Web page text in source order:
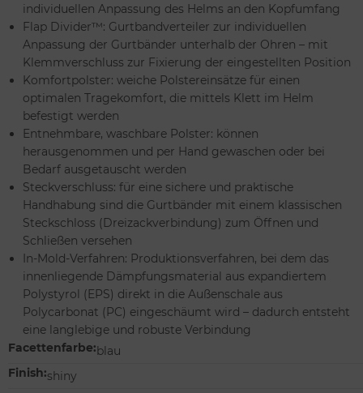
individuellen Anpassung des Helms an den Kopfumfang
Flap Divider™: Gurtbandverteiler zur individuellen
Anpassung der Gurtbänder unterhalb der Ohren – mit
Klemmverschluss zur Fixierung der eingestellten Position
Komfortpolster: weiche Polstereinsätze für einen
optimalen Tragekomfort, die mittels Klett im Helm
befestigt werden
Entnehmbare, waschbare Polster: können
herausgenommen und per Hand gewaschen oder bei
Bedarf ausgetauscht werden
Steckverschluss: für eine sichere und praktische
Handhabung sind die Gurtbänder mit einem klassischen
Steckschloss (Dreizackverbindung) zum Öffnen und
Schließen versehen
In-Mold-Verfahren: Produktionsverfahren, bei dem das
innenliegende Dämpfungsmaterial aus expandiertem
Polystyrol (EPS) direkt in die Außenschale aus
Polycarbonat (PC) eingeschäumt wird – dadurch entsteht
eine langlebige und robuste Verbindung
Facettenfarbe:blau
Finish:shiny